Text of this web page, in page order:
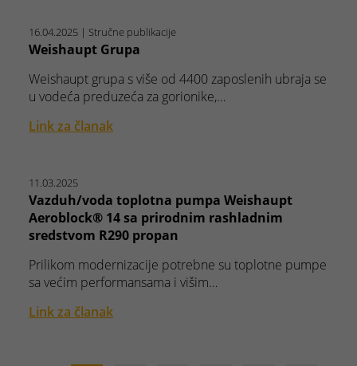
16.04.2025 | Stručne publikacije
Weishaupt Grupa
Weishaupt grupa s više od 4400 zaposlenih ubraja se
u vodeća preduzeća za gorionike,…
Link za članak
11.03.2025
Vazduh/voda toplotna pumpa Weishaupt
Aeroblock® 14 sa prirodnim rashladnim
sredstvom R290 propan
Prilikom modernizacije potrebne su toplotne pumpe
sa većim performansama i višim…
Link za članak